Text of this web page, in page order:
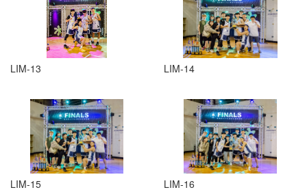
LIM-13 LIM-14
LIM-15 LIM-16